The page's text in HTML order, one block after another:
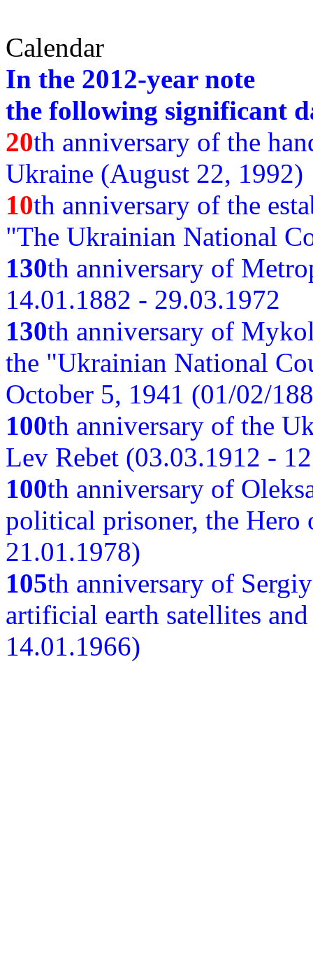
Calendar
In the 2012-year note
the following significant
20th anniversary of the
Ukraine (August 22, 1992)
10th anniversary of the
"The Ukrainian National
130th anniversary of
14.01.1882 - 29.03.1972
130th anniversary of
the "Ukrainian National
October 5, 1941 (01/02/
100th anniversary of the
Lev Rebet (03.03.1912 -
100th anniversary of
political prisoner, the
21.01.1978)
105th anniversary of
artificial earth satellites
14.01.1966)